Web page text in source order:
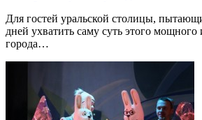
Для гостей уральской столицы,
дней ухватить саму суть этого мощного
города…